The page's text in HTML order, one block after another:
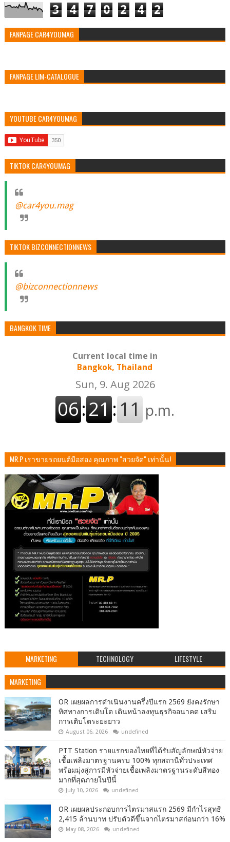
3 4 7 0 2 4 2
FANPAGE CAR4YOUMAG
FANPAGE LIM-CATALOGUE
YOUTUBE CAR4YOUMAG
TIKTOK CAR4YOUMAG
@car4you.mag
TIKTOK BIZCONNECTIONNEWS
@bizconnectionnews
BANGKOK TIME
Current local time in
Bangkok, Thailand
MR.P เราขายรถยนต์มือสอง คุณภาพ "สวยจัด" เท่านั้น!
MARKETING TECHNOLOGY LIFESTYLE
MARKETING
OR เผยผลการดำเนินงานครึ่งปีแรก 2569 ยังคงรักษา
ทิศทางการเติบโต เดินหน้าลงทุนธุรกิจอนาคต เสริม
การเติบโตระยะยาว
August 06, 2026 undefined
PTT Station รายแรกของไทยที่ได้รับสัญลักษณ์หัวจ่าย
เชื้อเพลิงมาตรฐานครบ 100% ทุกสถานีทั่วประเทศ
พร้อมมุ่งสู่การมีหัวจ่ายเชื้อเพลิงมาตรฐานระดับสีทอง
มากที่สุดภายในปีนี้
July 10, 2026 undefined
OR เผยผลประกอบการไตรมาสแรก 2569 มีกำไรสุทธิ
2,415 ล้านบาท ปรับตัวดีขึ้นจากไตรมาสก่อนกว่า 16%
May 08, 2026 undefined